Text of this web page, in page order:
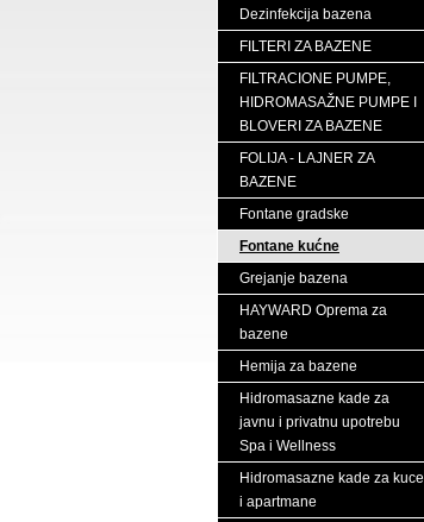
Dezinfekcija bazena
FILTERI ZA BAZENE
FILTRACIONE PUMPE,
HIDROMASAŽNE PUMPE I
BLOVERI ZA BAZENE
FOLIJA - LAJNER ZA
BAZENE
Fontane gradske
Fontane kućne
Grejanje bazena
HAYWARD Oprema za
bazene
Hemija za bazene
Hidromasazne kade za
javnu i privatnu upotrebu
Spa i Wellness
Hidromasazne kade za kuce
i apartmane